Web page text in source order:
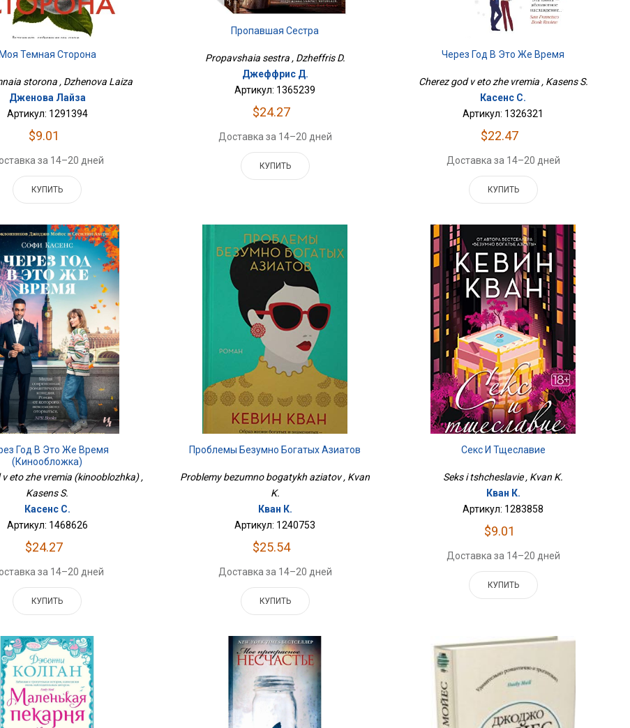
Моя Темная Сторона
storona , Dzhenova Laiza
Дженова Лайза
Артикул: 1291394
$9.01
за 14–20 дней
КУПИТЬ
Пропавшая Сестра
Propavshaia sestra , Dzheffris D.
Джеффрис Д.
Артикул: 1365239
$24.27
Доставка за 14–20 дней
КУПИТЬ
Через Год В Это Же Время
Cherez god v eto zhe vremia , Kasens S.
Касенс С.
Артикул: 1326321
$22.47
Доставка за 14–20 дней
КУПИТЬ
Год В Это Же Время
(кинообложка)
v eto zhe vremia (kinooblozhka) ,
Kasens S.
Касенс С.
Артикул: 1468626
$24.27
за 14–20 дней
КУПИТЬ
Проблемы Безумно Богатых Азиатов
Problemy bezumno bogatykh aziatov , Kvan
K.
Кван К.
Артикул: 1240753
$25.54
Доставка за 14–20 дней
КУПИТЬ
Секс И Тщеславие
Seks i tshcheslavie , Kvan K.
Кван К.
Артикул: 1283858
$9.01
Доставка за 14–20 дней
КУПИТЬ